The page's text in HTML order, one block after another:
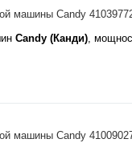
машины Candy
Candy (Канди),
машины Candy